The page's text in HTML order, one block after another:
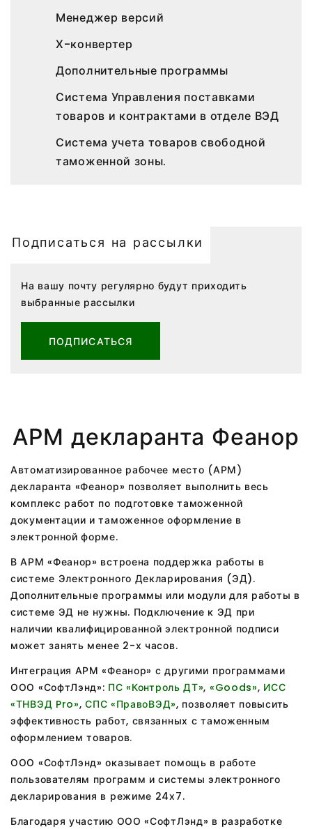
Менеджер версий
Х-конвертер
Дополнительные программы
Система Управления поставками
товаров и контрактами в отделе ВЭД
Система учета товаров свободной
таможенной зоны.
Подписаться на рассылки
На вашу почту регулярно будут приходить
выбранные рассылки
ПОДПИСАТЬСЯ
АРМ декларанта Феанор
Автоматизированное рабочее место (АРМ)
декларанта «Феанор» позволяет выполнить весь
комплекс работ по подготовке таможенной
документации и таможенное оформление в
электронной форме.
В АРМ «Феанор» встроена поддержка работы в
системе Электронного Декларирования (ЭД).
Дополнительные программы или модули для работы в
системе ЭД не нужны. Подключение к ЭД при
наличии квалифицированной электронной подписи
может занять менее 2-х часов.
Интеграция АРМ «Феанор» с другими программами
ООО «СофтЛэнд»: ПС «Контроль ДТ», «Goods», ИСС
«ТНВЭД Pro»,СПС «ПравоВЭД», позволяет повысить
эффективность работ, связанных с таможенным
оформлением товаров.
ООО «СофтЛэнд» оказывает помощь в работе
пользователям программ и системы электронного
декларирования в режиме 24х7.
Благодаря участию ООО «СофтЛэнд» в разработке